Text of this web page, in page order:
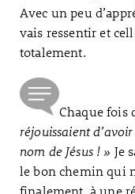
Avec un peu
vais ressentir et
totalement.
Chaque fois
réjouissaient
nom de Jésus ! » Je
le bon chemin qui
finalement, à une